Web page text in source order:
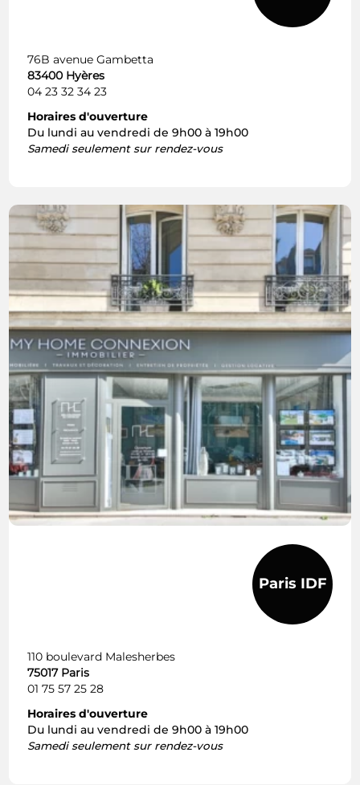
76B avenue Gambetta
83400 Hyères
04 23 32 34 23
Horaires d'ouverture
Du lundi au vendredi de 9h00 à 19h00
Samedi seulement sur rendez-vous
Paris IDF
110 boulevard Malesherbes
75017 Paris
01 75 57 25 28
Horaires d'ouverture
Du lundi au vendredi de 9h00 à 19h00
Samedi seulement sur rendez-vous